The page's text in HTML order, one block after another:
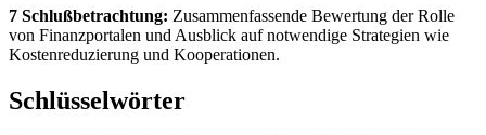
7 Schlußbetrachtung: Zusammenfassende Bewertung der Rolle
von Finanzportalen und Ausblick auf notwendige Strategien wie
Kostenreduzierung und Kooperationen.
Schlüsselwörter